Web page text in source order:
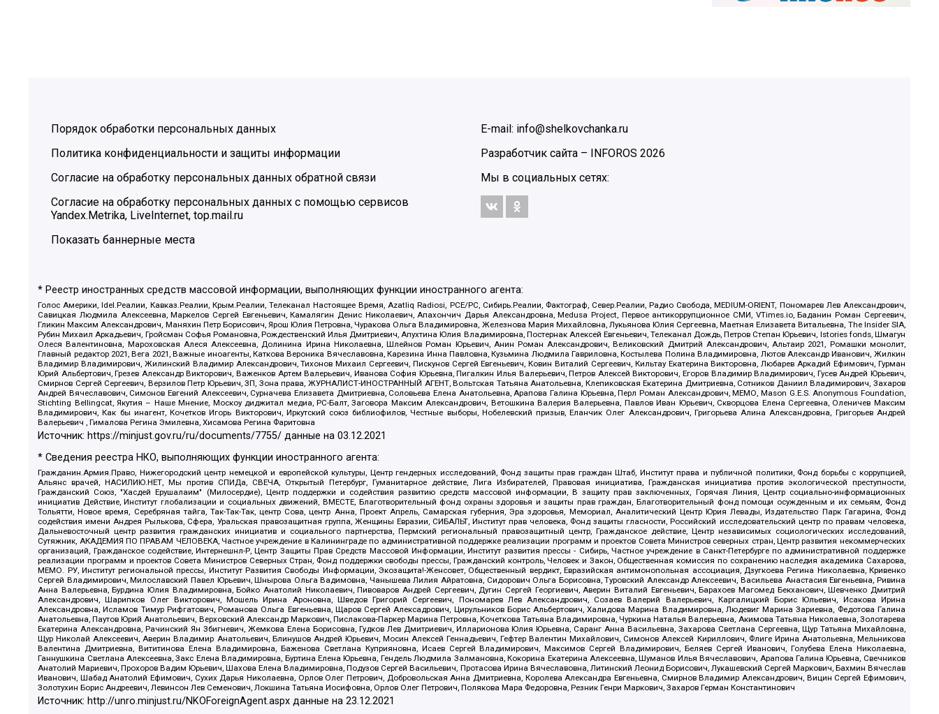
Порядок обработки персональных данных
Политика конфиденциальности и защиты информации
Согласие на обработку персональных данных обратной связи
Согласие на обработку персональных данных с помощью сервисов
Yandex.Metrika, LiveInternet, top.mail.ru
Показать баннерные места
E-mail: info@shelkovchanka.ru
Разработчик сайта –
INFOROS 2026
Мы в социальных сетях:
* Реестр иностранных средств массовой информации, выполняющих функции иностранного агента:
Голос Америки, Idel.Реалии, Кавказ.Реалии, Крым.Реалии, Телеканал Настоящее Время, Azatliq Radiosi, PCE/PC, Сибирь.Реалии, Фактограф, Север.Реалии, Радио Свобода, MEDIUM-ORIENT, Пономарев Лев Александрович,
Савицкая Людмила Алексеевна, Маркелов Сергей Евгеньевич, Камалягин Денис Николаевич, Апахончич Дарья Александровна, Medusa Project, Первое антикоррупционное СМИ, VTimes.io, Баданин Роман Сергеевич,
Гликин Максим Александрович, Маняхин Петр Борисович, Ярош Юлия Петровна, Чуракова Ольга Владимировна, Железнова Мария Михайловна, Лукьянова Юлия Сергеевна, Маетная Елизавета Витальевна, The Insider SIA,
Рубин Михаил Аркадьевич, Гройсман Софья Романовна, Рождественский Илья Дмитриевич, Апухтина Юлия Владимировна, Постернак Алексей Евгеньевич, Телеканал Дождь, Петров Степан Юрьевич, Istories fonds, Шмагун
Олеся Валентиновна, Мароховская Алеся Алексеевна, Долинина Ирина Николаевна, Шлейнов Роман Юрьевич, Анин Роман Александрович, Великовский Дмитрий Александрович, Альтаир 2021, Ромашки монолит,
Главный редактор 2021, Вега 2021, Важные иноагенты, Каткова Вероника Вячеславовна, Карезина Инна Павловна, Кузьмина Людмила Гавриловна, Костылева Полина Владимировна, Лютов Александр Иванович, Жилкин
Владимир Владимирович, Жилинский Владимир Александрович, Тихонов Михаил Сергеевич, Пискунов Сергей Евгеньевич, Ковин Виталий Сергеевич, Кильтау Екатерина Викторовна, Любарев Аркадий Ефимович, Гурман
Юрий Альбертович, Грезев Александр Викторович, Важенков Артем Валерьевич, Иванова София Юрьевна, Пигалкин Илья Валерьевич, Петров Алексей Викторович, Егоров Владимир Владимирович, Гусев Андрей Юрьевич,
Смирнов Сергей Сергеевич, Верзилов Петр Юрьевич, ЗП, Зона права, ЖУРНАЛИСТ-ИНОСТРАННЫЙ АГЕНТ, Вольтская Татьяна Анатольевна, Клепиковская Екатерина Дмитриевна, Сотников Даниил Владимирович, Захаров
Андрей Вячеславович, Симонов Евгений Алексеевич, Сурначева Елизавета Дмитриевна, Соловьева Елена Анатольевна, Арапова Галина Юрьевна, Перл Роман Александрович, МЕМО, Mason G.E.S. Anonymous Foundation,
Stichting Bellingcat, Якутия – Наше Мнение, Москоу диджитал медиа, РС-Балт, Заговора Максим Александрович, Ветошкина Валерия Валерьевна, Павлов Иван Юрьевич, Скворцова Елена Сергеевна, Оленичев Максим
Владимирович, Как бы инагент, Кочетков Игорь Викторович, Иркутский союз библиофилов, Честные выборы, Нобелевский призыв, Еланчик Олег Александрович, Григорьева Алина Александровна, Григорьев Андрей
Валерьевич , Гималова Регина Эмилевна, Хисамова Регина Фаритовна
Источник: https://minjust.gov.ru/ru/documents/7755/ данные на03.12.2021
* Сведения реестра НКО, выполняющих функции иностранного агента:
Гражданин.Армия.Право, Нижегородский центр немецкой и европейской культуры, Центр гендерных исследований, Фонд защиты прав граждан Штаб, Институт права и публичной политики, Фонд борьбы с коррупцией,
Альянс врачей, НАСИЛИЮ.НЕТ, Мы против СПИДа, СВЕЧА, Открытый Петербург, Гуманитарное действие, Лига Избирателей, Правовая инициатива, Гражданская инициатива против экологической преступности,
Гражданский Союз, "Хасдей Ерушалаим" (Милосердие), Центр поддержки и содействия развитию средств массовой информации, В защиту прав заключенных, Горячая Линия, Центр социально-информационных
инициатив Действие, Институт глобализации и социальных движений, ВМЕСТЕ, Благотворительный фонд охраны здоровья и защиты прав граждан, Благотворительный фонд помощи осужденным и их семьям, Фонд
Тольятти, Новое время, Серебряная тайга, Так-Так-Так, центр Сова, центр Анна, Проект Апрель, Самарская губерния, Эра здоровья, Мемориал, Аналитический Центр Юрия Левады, Издательство Парк Гагарина, Фонд
содействия имени Андрея Рылькова, Сфера, Уральская правозащитная группа, Женщины Евразии, СИБАЛЬТ, Институт прав человека, Фонд защиты гласности, Российский исследовательский центр по правам человека,
Дальневосточный центр развития гражданских инициатив и социального партнерства, Пермский региональный правозащитный центр, Гражданское действие, Центр независимых социологических исследований,
Сутяжник, АКАДЕМИЯ ПО ПРАВАМ ЧЕЛОВЕКА, Частное учреждение в Калининграде по административной поддержке реализации программ и проектов Совета Министров северных стран, Центр развития некоммерческих
организаций, Гражданское содействие, Интернешнл-Р, Центр Защиты Прав Средств Массовой Информации, Институт развития прессы - Сибирь, Частное учреждение в Санкт-Петербурге по административной поддержке
реализации программ и проектов Совета Министров Северных Стран, Фонд поддержки свободы прессы, Гражданский контроль, Человек и Закон, Общественная комиссия по сохранению наследия академика Сахарова,
МЕМО. РУ, Институт региональной прессы, Институт Развития Свободы Информации, Экозащита!-Женсовет, Общественный вердикт, Евразийская антимонопольная ассоциация, Дзугкоева Регина Николаевна, Кривенко
Сергей Владимирович, Милославский Павел Юрьевич, Шнырова Ольга Вадимовна, Чанышева Лилия Айратовна, Сидорович Ольга Борисовна, Туровский Александр Алексеевич, Васильева Анастасия Евгеньевна, Ривина
Анна Валерьевна, Бурдина Юлия Владимировна, Бойко Анатолий Николаевич, Пивоваров Андрей Сергеевич, Дугин Сергей Георгиевич, Аверин Виталий Евгеньевич, Барахоев Магомед Бекханович, Шевченко Дмитрий
Александрович, Шарипков Олег Викторович, Мошель Ирина Ароновна, Шведов Григорий Сергеевич, Пономарев Лев Александрович, Созаев Валерий Валерьевич, Каргалицкий Борис Юльевич, Исакова Ирина
Александровна, Исламов Тимур Рифгатович, Романова Ольга Евгеньевна, Щаров Сергей Алексадрович, Цирульников Борис Альбертович, Халидова Марина Владимировна, Людевиг Марина Зариевна, Федотова Галина
Анатольевна, Паутов Юрий Анатольевич, Верховский Александр Маркович, Пислакова-Паркер Марина Петровна, Кочеткова Татьяна Владимировна, Чуркина Наталья Валерьевна, Акимова Татьяна Николаевна, Золотарева
Екатерина Александровна, Рачинский Ян Збигневич, Жемкова Елена Борисовна, Гудков Лев Дмитриевич, Илларионова Юлия Юрьевна, Саранг Анна Васильевна, Захарова Светлана Сергеевна, Щур Татьяна Михайловна,
Щур Николай Алексеевич, Аверин Владимир Анатольевич, Блинушов Андрей Юрьевич, Мосин Алексей Геннадьевич, Гефтер Валентин Михайлович, Симонов Алексей Кириллович, Флиге Ирина Анатольевна, Мельникова
Валентина Дмитриевна, Вититинова Елена Владимировна, Баженова Светлана Куприяновна, Исаев Сергей Владимирович, Максимов Сергей Владимирович, Беляев Сергей Иванович, Голубева Елена Николаевна,
Ганнушкина Светлана Алексеевна, Закс Елена Владимировна, Буртина Елена Юрьевна, Гендель Людмила Залмановна, Кокорина Екатерина Алексеевна, Шуманов Илья Вячеславович, Арапова Галина Юрьевна, Свечников
Анатолий Мариевич, Прохоров Вадим Юрьевич, Шахова Елена Владимировна, Подузов Сергей Васильевич, Протасова Ирина Вячеславовна, Литинский Леонид Борисович, Лукашевский Сергей Маркович, Бахмин Вячеслав
Иванович, Шабад Анатолий Ефимович, Сухих Дарья Николаевна, Орлов Олег Петрович, Добровольская Анна Дмитриевна, Королева Александра Евгеньевна, Смирнов Владимир Александрович, Вицин Сергей Ефимович,
Золотухин Борис Андреевич, Левинсон Лев Семенович, Локшина Татьяна Иосифовна, Орлов Олег Петрович, Полякова Мара Федоровна, Резник Генри Маркович, Захаров Герман Константинович
Источник: http://unro.minjust.ru/NKOForeignAgent.aspx данные на23.12.2021